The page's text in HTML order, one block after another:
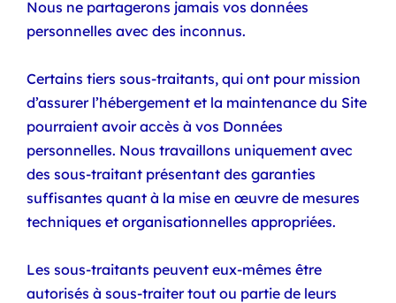
Nous ne partagerons jamais vos données
personnelles avec des inconnus.
Certains tiers sous-traitants, qui ont pour mission
d’assurer l’hébergement et la maintenance du Site
pourraient avoir accès à vos Données
personnelles. Nous travaillons uniquement avec
des sous-traitant présentant des garanties
suffisantes quant à la mise en œuvre de mesures
techniques et organisationnelles appropriées.
Les sous-traitants peuvent eux-mêmes être
autorisés à sous-traiter tout ou partie de leurs